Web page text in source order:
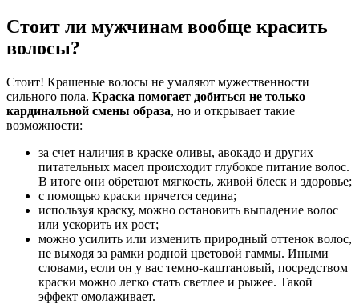
Стоит ли мужчинам вообще красить
волосы?
Стоит! Крашеные волосы не умаляют мужественности
сильного пола. Краска помогает добиться не только
кардинальной смены образа, но и открывает такие
возможности:
за счет наличия в краске оливы, авокадо и других
питательных масел происходит глубокое питание волос.
В итоге они обретают мягкость, живой блеск и здоровье;
с помощью краски прячется седина;
используя краску, можно остановить выпадение волос
или ускорить их рост;
можно усилить или изменить природный оттенок волос,
не выходя за рамки родной цветовой гаммы. Иными
словами, если он у вас темно-каштановый, посредством
краски можно легко стать светлее и рыжее. Такой
эффект омолаживает.